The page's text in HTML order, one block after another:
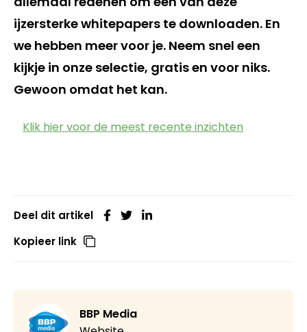
ijzersterke whitepapers te downloaden. En
we hebben meer voor je. Neem snel een
kijkje in onze selectie, gratis en voor niks.
Gewoon omdat het kan.
Klik hier voor de meest recente inzichten
Deel dit artikel
Kopieer link
BBP Media